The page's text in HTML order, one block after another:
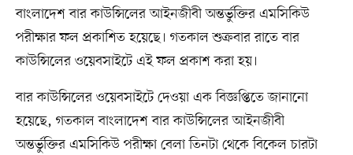
বাংলাদেশ বার কাউন্সিলের আইনজীবী অন্তর্ভুক্তির এমসিকিউ
পরীক্ষার ফল প্রকাশিত হয়েছে। গতকাল শুক্রবার রাতে বার
কাউন্সিলের ওয়েবসাইটে এই ফল প্রকাশ করা হয়।
বার কাউন্সিলের ওয়েবসাইটে দেওয়া এক বিজ্ঞপ্তিতে জানানো
হয়েছে, গতকাল বাংলাদেশ বার কাউন্সিলের আইনজীবী
অন্তর্ভুক্তির এমসিকিউ পরীক্ষা বেলা তিনটা থেকে বিকেল চারটা